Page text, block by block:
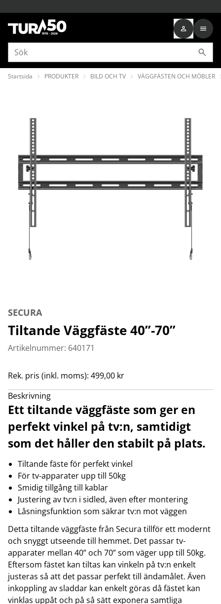
Startsida PRODUKTER BILD OCH TV VÄGGFÄSTEN OCH MÖBLER
SECURA
Tiltande Väggfäste 40”-70”
Artikelnummer: 640171
Rek. pris (inkl. moms): 499,00 kr
Beskrivning
Ett tiltande väggfäste som ger en
perfekt vinkel på tv:n, samtidigt
som det håller den stabilt på plats.
Tiltande fäste för perfekt vinkel
För tv-apparater upp till 50kg
Smidig tillgång till kablar
Justering av tv:n i sidled, även efter montering
Låsningsfunktion som säkrar tv:n mot väggen
Detta tiltande väggfäste från Secura tillför ett modernt
och snyggt utseende till hemmet. Det passar tv-
apparater mellan 40” och 70” som väger upp till 50kg.
Eftersom fästet kan tiltas kan vinkeln på tv:n enkelt
justeras så att det passar perfekt till ändamålet. Även
inkoppling av sladdar kan enkelt göras då fästet kan
vinklas uppåt och på så sätt exponera samtliga